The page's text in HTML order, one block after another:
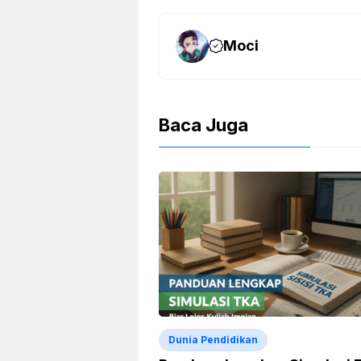
Moci
Baca Juga
Dunia Pendidikan